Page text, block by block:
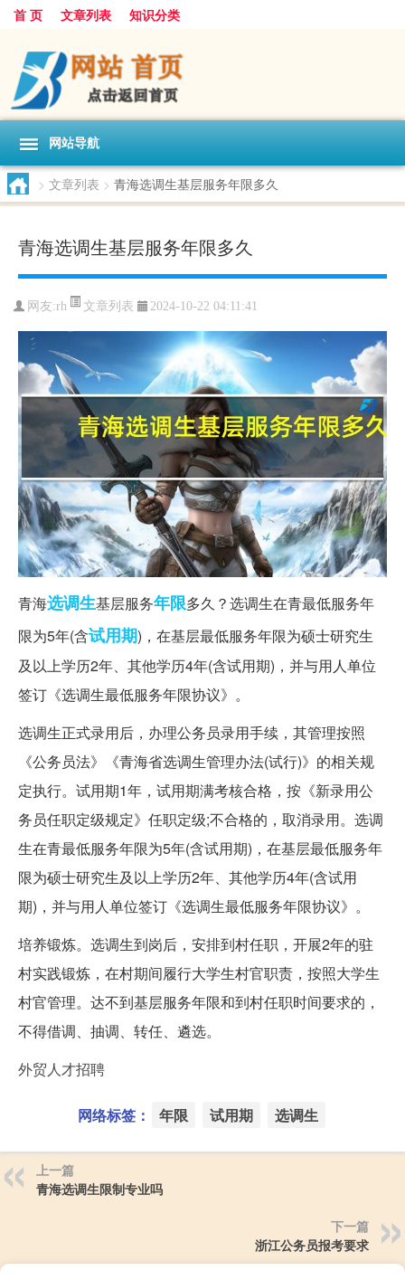
首 页 文章列表 知识分类
网站导航
> 文章列表 > 青海选调生基层服务年限多久
青海选调生基层服务年限多久
网友:rh 文章列表 2024-10-22 04:11:41
青海选调生基层服务年限多久？选调生在青最低服务年
限为5年(含试用期)，在基层最低服务年限为硕士研究生
及以上学历2年、其他学历4年(含试用期)，并与用人单位
签订《选调生最低服务年限协议》。
选调生正式录用后，办理公务员录用手续，其管理按照
《公务员法》《青海省选调生管理办法(试行)》的相关规
定执行。试用期1年，试用期满考核合格，按《新录用公
务员任职定级规定》任职定级;不合格的，取消录用。选调
生在青最低服务年限为5年(含试用期)，在基层最低服务年
限为硕士研究生及以上学历2年、其他学历4年(含试用
期)，并与用人单位签订《选调生最低服务年限协议》。
培养锻炼。选调生到岗后，安排到村任职，开展2年的驻
村实践锻炼，在村期间履行大学生村官职责，按照大学生
村官管理。达不到基层服务年限和到村任职时间要求的，
不得借调、抽调、转任、遴选。
外贸人才招聘
网络标签： 年限 试用期 选调生
上一篇
青海选调生限制专业吗
下一篇
浙江公务员报考要求